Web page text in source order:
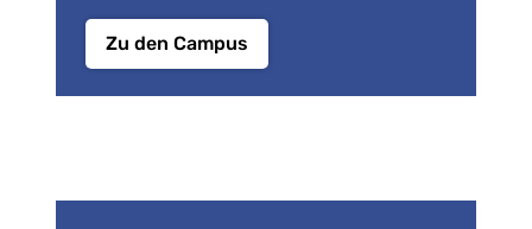
Zu den Campus